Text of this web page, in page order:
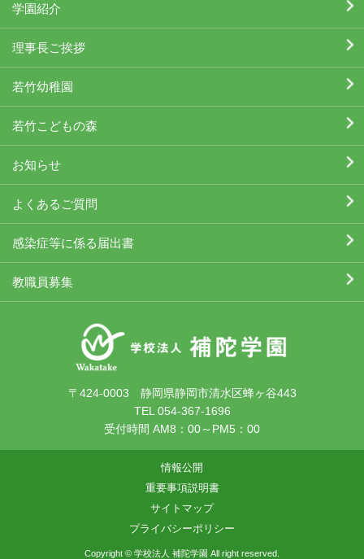
学園紹介
理事長ご挨拶
若竹幼稚園
若竹こどもの森
お知らせ
よくあるご質問
感染症等に係る届出書
教職員募集
〒424-0003 静岡県静岡市清水区蜂ヶ谷443
TEL 054-367-1696
受付時間 AM8：00～PM5：00
情報公開
重要事項説明書
サイトマップ
プライバシーポリシー
Copyright © 学校法人 補陀学園 All right reserved.